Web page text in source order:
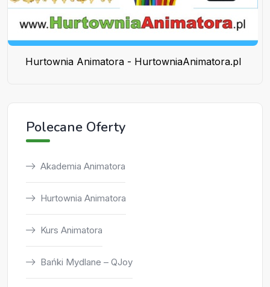
Hurtownia Animatora - HurtowniaAnimatora.pl
Polecane Oferty
Akademia Animatora
Hurtownia Animatora
Kurs Animatora
Bańki Mydlane – QJoy